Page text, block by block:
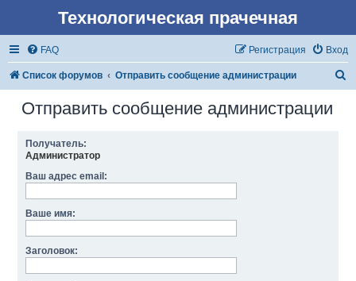
Технологическая прачечная
FAQ Вход
Регистрация
Список форумов Отправить сообщение администрации
Отправить сообщение администрации
Получатель:
Администратор
Ваш адрес email:
Ваше имя:
Заголовок: